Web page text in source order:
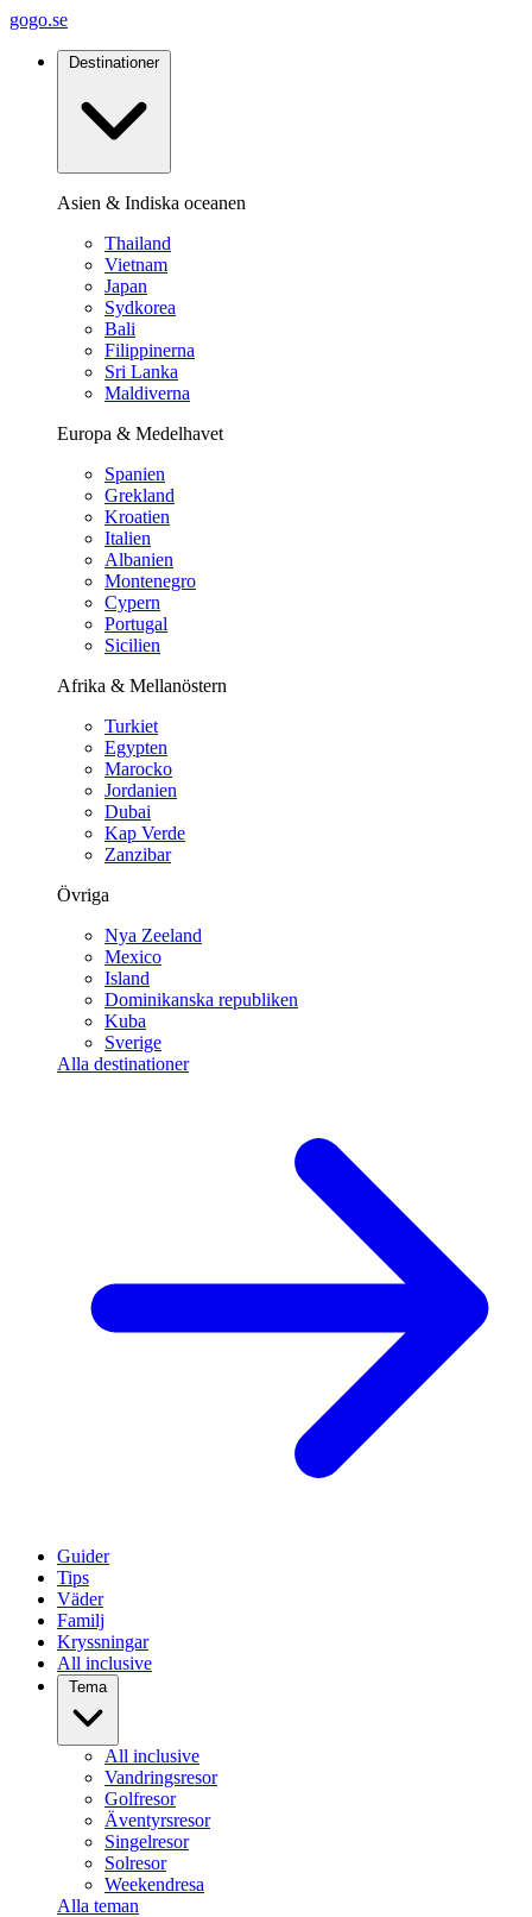
gogo.se
Destinationer
Asien & Indiska oceanen
Thailand
Vietnam
Japan
Sydkorea
Bali
Filippinerna
Sri Lanka
Maldiverna
Europa & Medelhavet
Spanien
Grekland
Kroatien
Italien
Albanien
Montenegro
Cypern
Portugal
Sicilien
Afrika & Mellanöstern
Turkiet
Egypten
Marocko
Jordanien
Dubai
Kap Verde
Zanzibar
Övriga
Nya Zeeland
Mexico
Island
Dominikanska republiken
Kuba
Sverige
Alla destinationer
Guider
Tips
Väder
Familj
Kryssningar
All inclusive
Tema
All inclusive
Vandringsresor
Golfresor
Äventyrsresor
Singelresor
Solresor
Weekendresa
Alla teman